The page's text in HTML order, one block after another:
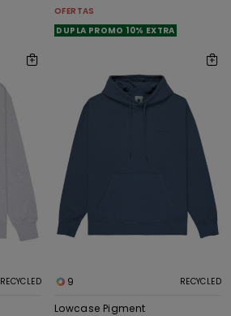
OFERTAS
DUPLA PROMO 10% EXTRA
RECYCLED 9 RECYCLED
Lowcase Pigment